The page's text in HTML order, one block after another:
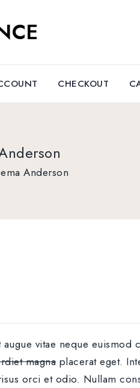
CHECKOUT
Anderson
augue vitae neque
magna placerat eget.
orci et odio. Nullam